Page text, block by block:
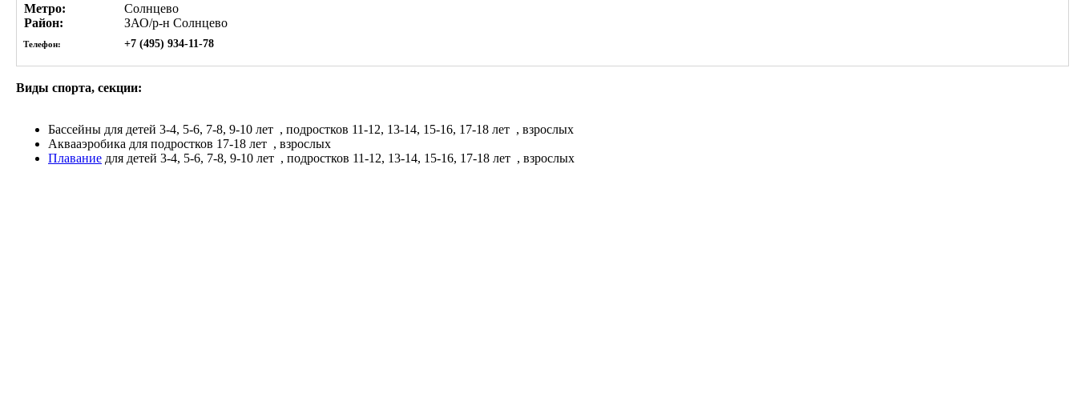
Метро:
Солнцево
Район:
ЗАО/р-н Солнцево
Телефон: +7 (495) 934-11-78
Виды спорта, секции:
Бассейны для детей 3-4, 5-6, 7-8, 9-10 лет , подростков 11-12, 13-14, 15-16, 17-18 лет , взрослых
Аквааэробика для подростков 17-18 лет , взрослых
Плавание для детей 3-4, 5-6, 7-8, 9-10 лет , подростков 11-12, 13-14, 15-16, 17-18 лет , взрослых